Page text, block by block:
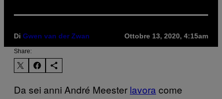
Di Gwen van der Zwan Ottobre 13, 2020, 4:15am
Share:
Da sei anni André Meester lavora come